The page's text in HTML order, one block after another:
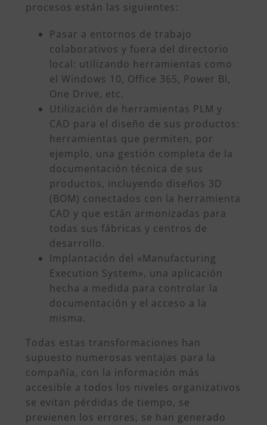
procesos están las siguientes:
Pasar a entornos de trabajo
colaborativos y fuera del directorio
local: utilizando herramientas como
el Windows 10, Office 365, Power BI,
One Drive, etc.
Utilización de herramientas PLM y
CAD para el diseño de sus productos:
herramientas que permiten, por
ejemplo, una gestión completa de la
documentación técnica de sus
productos, incluyendo diseños 3D
(BOM) conectados con la herramienta
CAD y que están armonizadas para
todas sus fábricas y centros de
desarrollo.
Implantación del «Manufacturing
Execution System», una aplicación
hecha a medida para controlar la
documentación y el acceso a la
misma.
Todas estas transformaciones han
supuesto numerosas ventajas para la
compañía, con la información más
accesible a todos los niveles organizativos
se evitan pérdidas de tiempo, se
previenen los errores, se han generado